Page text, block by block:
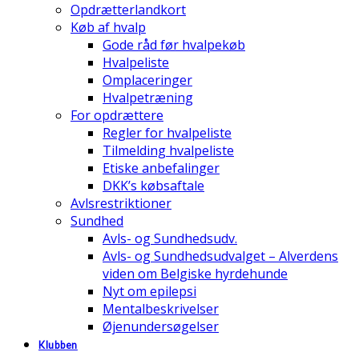
Opdrætterlandkort
Køb af hvalp
Gode råd før hvalpekøb
Hvalpeliste
Omplaceringer
Hvalpetræning
For opdrættere
Regler for hvalpeliste
Tilmelding hvalpeliste
Etiske anbefalinger
DKK’s købsaftale
Avlsrestriktioner
Sundhed
Avls- og Sundhedsudv.
Avls- og Sundhedsudvalget – Alverdens
viden om Belgiske hyrdehunde
Nyt om epilepsi
Mentalbeskrivelser
Øjenundersøgelser
Klubben